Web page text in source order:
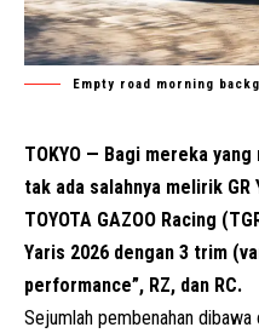
Empty road morning
TOKYO — Bagi mereka
tak ada salahnya melirik
TOYOTA GAZOO Racing (
Yaris 2026 dengan 3 trim
performance”, RZ, dan RC.
Sejumlah pembenahan